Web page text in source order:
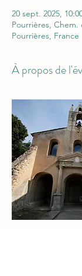
20 sept. 2025,
Pourrières, Chem.
Pourrières, France
À propos de